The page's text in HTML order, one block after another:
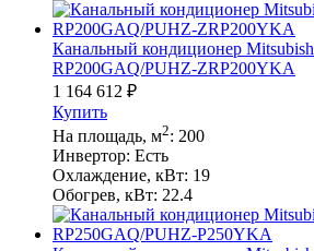
Канальный кондиционер
RP200GAQ/PUHZ-ZRP200YKA
1 164 612 ₽
Купить
На площадь, м2: 200
Инвертор: Есть
Охлаждение, кВт: 19
Обогрев, кВт: 22.4